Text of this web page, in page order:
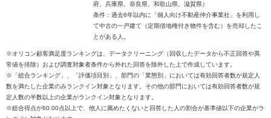
府、兵庫県、奈良県、和歌山県、滋賀県）
条件：過去6年以内に「個人向け不動産仲介事業社」を利用し
て中古の一戸建て（定期借地権付き物件を含む）を売却したこ
とがある人。
※オリコン顧客満足度ランキングは、データクリーニング（回収したデータから不正回答や異
常値を排除）および調査対象者条件から外れた回答を除外した上で作成しています。
※「総合ランキング」、「評価項目別」、部門の「業態別」においては有効回答者数が規定人
数を満たした企業のみランクイン対象となります。その他の部門においては有効回答者数が規
定人数の半数以上の企業がランクイン対象となります。
※総合得点が60.00点以上で、他人に薦めたくないと回答した人の割合が基準値以下の企業がラ